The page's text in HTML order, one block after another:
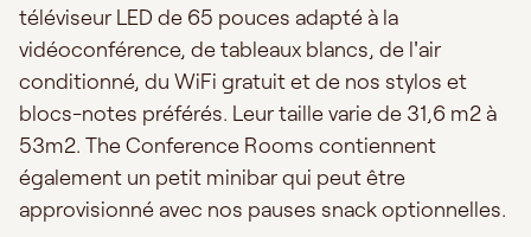
téléviseur LED de 65 pouces adapté à la
vidéoconférence, de tableaux blancs, de l'air
conditionné, du WiFi gratuit et de nos stylos et
blocs-notes préférés. Leur taille varie de 31,6 m2 à
53m2. The Conference Rooms contiennent
également un petit minibar qui peut être
approvisionné avec nos pauses snack optionnelles.